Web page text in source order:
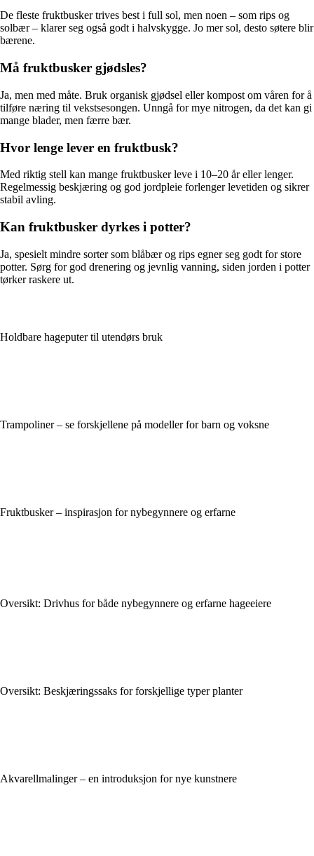
De fleste fruktbusker trives best i full sol, men noen – som rips og
solbær – klarer seg også godt i halvskygge. Jo mer sol, desto søtere blir
bærene.
Må fruktbusker gjødsles?
Ja, men med måte. Bruk organisk gjødsel eller kompost om våren for å
tilføre næring til vekstsesongen. Unngå for mye nitrogen, da det kan gi
mange blader, men færre bær.
Hvor lenge lever en fruktbusk?
Med riktig stell kan mange fruktbusker leve i 10–20 år eller lenger.
Regelmessig beskjæring og god jordpleie forlenger levetiden og sikrer
stabil avling.
Kan fruktbusker dyrkes i potter?
Ja, spesielt mindre sorter som blåbær og rips egner seg godt for store
potter. Sørg for god drenering og jevnlig vanning, siden jorden i potter
tørker raskere ut.
Holdbare hageputer til utendørs bruk
Trampoliner – se forskjellene på modeller for barn og voksne
Fruktbusker – inspirasjon for nybegynnere og erfarne
Oversikt: Drivhus for både nybegynnere og erfarne hageeiere
Oversikt: Beskjæringssaks for forskjellige typer planter
Akvarellmalinger – en introduksjon for nye kunstnere